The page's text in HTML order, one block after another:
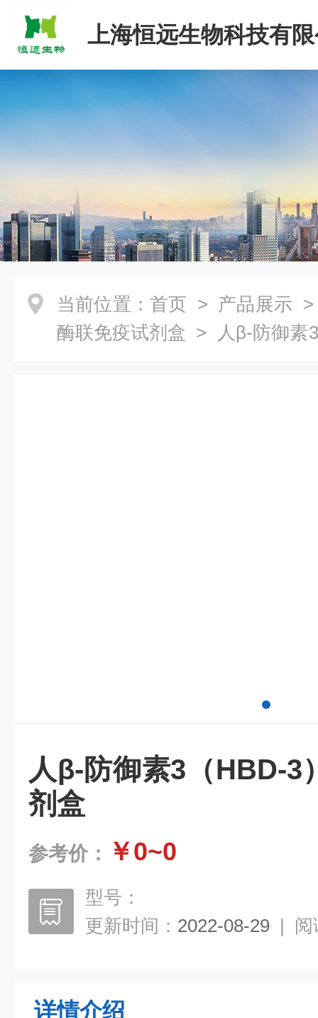
上海恒远生物科技有
当前位置： 首页 > 产品展示
酶联免疫试剂盒 > 人β-防御素
人β-防御素3（HBD-3
剂盒
参考价： ￥0~0
型号：
更新时间： 2022-08-29 | 阅
详情介绍